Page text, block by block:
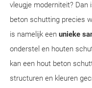
vleugje moderniteit? Dan
beton schutting precies
is namelijk een unieke
onderstel en houten
kan een hout beton
structuren en kleuren